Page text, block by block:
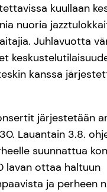
kuullaan
nuoria
Juhlavuotta
kanssa
järjestetään
Lauantain 3.8.
suunnattua
lavan ottaa haltuun
ja perheen